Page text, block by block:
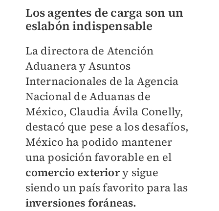
Los agentes de carga son un
eslabón indispensable
La directora de Atención
Aduanera y Asuntos
Internacionales de la Agencia
Nacional de Aduanas de
México, Claudia Ávila Conelly,
destacó que pese a los desafíos,
México ha podido mantener
una posición favorable en el
comercio exteriory sigue
siendo un país favorito para las
inversiones foráneas.